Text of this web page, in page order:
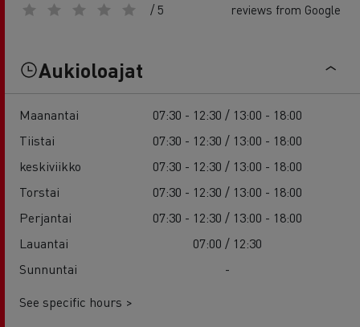
/ 5 reviews from Google
Aukioloajat
Maanantai
07:30 - 12:30 / 13:00 - 18:00
Tiistai
07:30 - 12:30 / 13:00 - 18:00
keskiviikko
07:30 - 12:30 / 13:00 - 18:00
Torstai
07:30 - 12:30 / 13:00 - 18:00
Perjantai
07:30 - 12:30 / 13:00 - 18:00
Lauantai
07:00 / 12:30
Sunnuntai
-
See specific hours >